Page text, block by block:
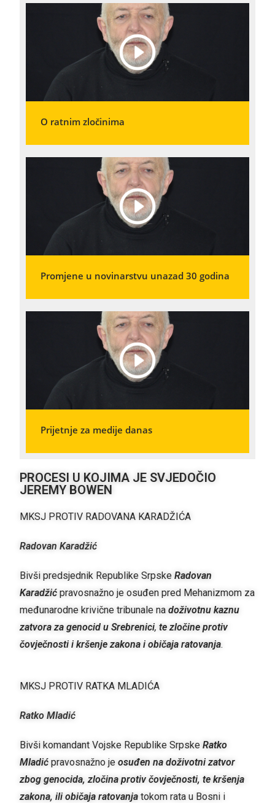
O ratnim zločinima
Promjene u novinarstvu unazad 30 godina
Prijetnje za medije danas
PROCESI U KOJIMA JE SVJEDOČIO
JEREMY BOWEN
MKSJ PROTIV RADOVANA KARADŽIĆA
Radovan Karadžić
Bivši predsjednik Republike SrpskeRadovan
Karadžić pravosnažno je osuđen pred Mehanizmom za
međunarodne krivične tribunale nadoživotnu kaznu
zatvora za genocid u Srebrenici,te zločine protiv
čovječnosti i kršenje zakona i običaja ratovanja.
MKSJ PROTIV RATKA MLADIĆA
Ratko Mladić
Bivši komandant Vojske Republike SrpskeRatko
Mladić pravosnažno jeosuđen na doživotni zatvor
zbog genocida, zločina protiv čovječnosti, te kršenja
zakona, ili običaja ratovanjatokom rata u Bosni i